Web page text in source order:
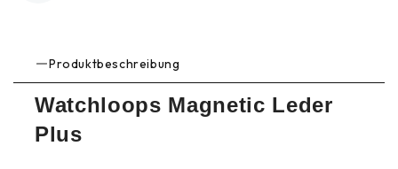
Produktbeschreibung
Watchloops Magnetic Leder
Plus